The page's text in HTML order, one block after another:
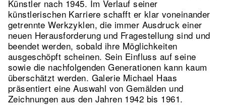
Künstler nach 1945. Im Verlauf seiner
künstlerischen Karriere schafft er klar voneinander
getrennte Werkzyklen, die immer Ausdruck einer
neuen Herausforderung und Fragestellung sind und
beendet werden, sobald ihre Möglichkeiten
ausgeschöpft scheinen. Sein Einfluss auf seine
sowie die nachfolgenden Generationen kann kaum
überschätzt werden. Galerie Michael Haas
präsentiert eine Auswahl von Gemälden und
Zeichnungen aus den Jahren 1942 bis 1961.